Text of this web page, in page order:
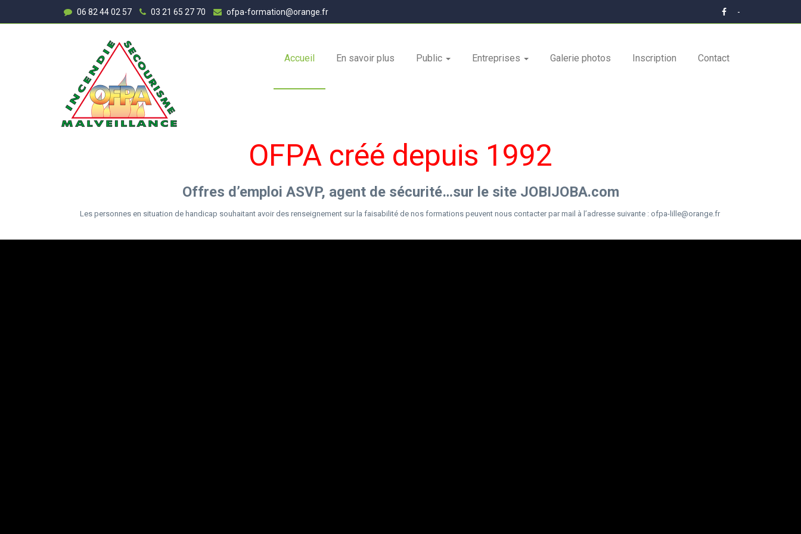
06 82 44 02 57 03 21 65 27 70 ofpa-formation@orange.fr -
Accueil En savoir plus Public Entreprises Galerie photos Inscription Contact
OFPA créé depuis 1992
Offres d’emploi ASVP, agent de sécurité…sur le site JOBIJOBA.com
Les personnes en situation de handicap souhaitant avoir des renseignement sur la faisabilité de nos formations peuvent nous contacter par mail à l’adresse suivante : ofpa-lille@orange.fr